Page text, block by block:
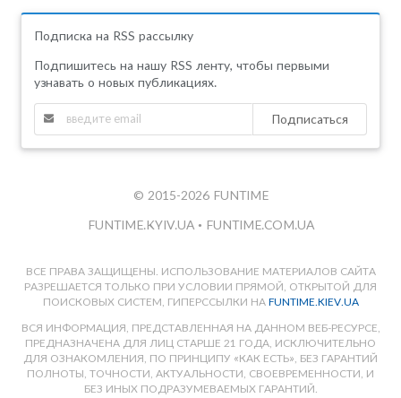
Подписка на RSS рассылку
Подпишитесь на нашу RSS ленту, чтобы первыми
узнавать о новых публикациях.
Подписаться
© 2015-2026 FUNTIME
FUNTIME.KYIV.UA • FUNTIME.COM.UA
ВСЕ ПРАВА ЗАЩИЩЕНЫ. ИСПОЛЬЗОВАНИЕ МАТЕРИАЛОВ САЙТА
РАЗРЕШАЕТСЯ ТОЛЬКО ПРИ УСЛОВИИ ПРЯМОЙ, ОТКРЫТОЙ ДЛЯ
ПОИСКОВЫХ СИСТЕМ, ГИПЕРССЫЛКИ НА FUNTIME.KIEV.UA
ВСЯ ИНФОРМАЦИЯ, ПРЕДСТАВЛЕННАЯ НА ДАННОМ ВЕБ-РЕСУРСЕ,
ПРЕДНАЗНАЧЕНА ДЛЯ ЛИЦ СТАРШЕ 21 ГОДА, ИСКЛЮЧИТЕЛЬНО
ДЛЯ ОЗНАКОМЛЕНИЯ, ПО ПРИНЦИПУ «КАК ЕСТЬ», БЕЗ ГАРАНТИЙ
ПОЛНОТЫ, ТОЧНОСТИ, АКТУАЛЬНОСТИ, СВОЕВРЕМЕННОСТИ, И
БЕЗ ИНЫХ ПОДРАЗУМЕВАЕМЫХ ГАРАНТИЙ.